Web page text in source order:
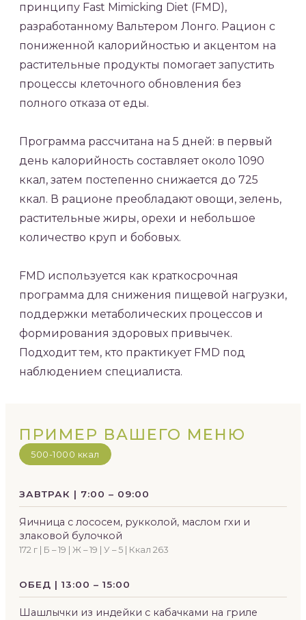
принципу Fast Mimicking Diet (FMD),
разработанному Вальтером Лонго. Рацион с
пониженной калорийностью и акцентом на
растительные продукты помогает запустить
процессы клеточного обновления без
полного отказа от еды.
Программа рассчитана на 5 дней: в первый
день калорийность составляет около 1090
ккал, затем постепенно снижается до 725
ккал. В рационе преобладают овощи, зелень,
растительные жиры, орехи и небольшое
количество круп и бобовых.
FMD используется как краткосрочная
программа для снижения пищевой нагрузки,
поддержки метаболических процессов и
формирования здоровых привычек.
Подходит тем, кто практикует FMD под
наблюдением специалиста.
ПРИМЕР ВАШЕГО МЕНЮ
500-1000 ккал
ЗАВТРАК | 7:00 – 09:00
Яичница с лососем, рукколой, маслом гхи и
злаковой булочкой
172 г | Б – 19 | Ж – 19 | У – 5 | Ккал 263
ОБЕД | 13:00 – 15:00
Шашлычки из индейки с кабачками на гриле